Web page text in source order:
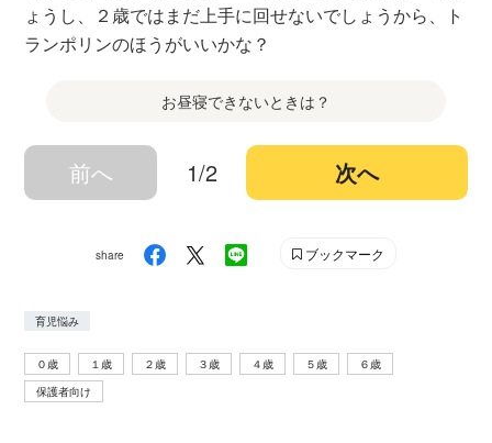
ょうし、２歳ではまだ上手に回せないでしょうから、ト
ランポリンのほうがいいかな？
お昼寝できないときは？
前へ 1/2 次へ
share ブックマーク
育児悩み
０歳 １歳 ２歳 ３歳 ４歳 ５歳
６歳
保護者向け